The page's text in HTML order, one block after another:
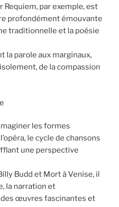
Requiem, par exemple, est
profondément émouvante
traditionnelle et la poésie
la parole aux marginaux,
de la compassion
les formes
le cycle de chansons
une perspective
Budd et Mort à Venise, il
la narration et
œuvres fascinantes et